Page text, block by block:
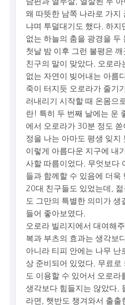
왜 따뜻한 남쪽 나라로 가지
냐며 투덜대기도 했다. 하지
없는 하늘의 춤을 광경을 두
첫날 밤 이후 그런 불평은 깨
친구의 말이 맞았다. 오로라
없는 자연이 빚어내는 아름
죽이 터지듯 오로라가 줄기
러내리기 시작할 때 온몸으
란! 특히 두 번째 날에는 운
에서 오로라가 30분 정도
정을 나는 아마도 평생 잊지
이렇게 아름다운 지구에 내
사할 따름이었다. 무엇보다
들과 함께할 수 있음에 더욱
20대 친구들도 있었는데, 젊
도 그만의 특별한 의미가 생
들어 좋아보였다.
오로라 빌리지에서 대여해
복과 부츠의 효과는 생각보
아니라 티피 안에는 나무 난
상 준비되어 있었다. 무료로
도 이용할 수 있어서 오로라
생각보다 힘들지는 않았다.
라면, 햇반도 챙겨와서 출출